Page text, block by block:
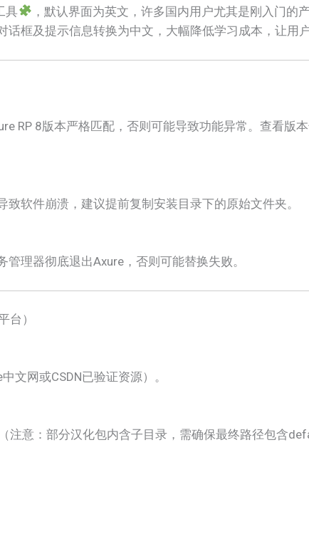
具
，默认界面为英文，许多国内用户尤其是刚入门的
话框及提示信息转换为中文，大幅降低学习成本，让用
RP 8版本严格匹配，否则可能导致功能异常。查看版
致软件崩溃，建议提前复制安装目录下的原始文件夹。
管理器彻底退出Axure，否则可能替换失败。
台）
文网或CSDN已验证资源）。
（注意：部分汉化包内含子目录，需确保最终路径包含